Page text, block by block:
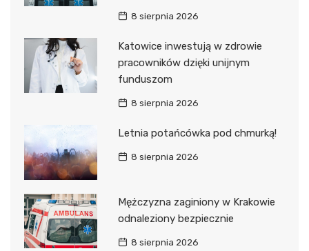
8 sierpnia 2026
Katowice inwestują w zdrowie
pracowników dzięki unijnym
funduszom
8 sierpnia 2026
Letnia potańcówka pod chmurką!
8 sierpnia 2026
Mężczyzna zaginiony w Krakowie
odnaleziony bezpiecznie
8 sierpnia 2026